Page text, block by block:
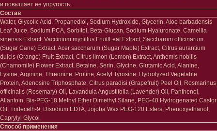
и повышает ее упругость.
Состав
Water, Glycolic Acid, Propanediol, Sodium Hydroxide, Glycerin, Aloe barbadensis
Leaf Juice, Sodium PCA, Sorbitol, Beta-Glucan, Sodium Hyaluronate, Camellia
sinensis Extract, Vaccinium myrtillus Fruit/Leaf Extract, Saccharum officinarum
(Sugar Cane) Extract, Acer saccharum (Sugar Maple) Extract, Citrus aurantium
dulcis (Orange) Fruit Extract, Citrus limon (Lemon) Extract, Anthemis nobilis
(Chamomile) Flower Extract, Betaine, Serin, Glycine, Glutamic Acid, Alanine,
Lysine, Arginine, Threonine, Proline, Acetyl Tyrosine, Hydrolyzed Vegetable
Protein, Adenosine Triphosphate, Citrus paradisi (Grapefruit) Peel Oil, Rosmarinus
officinalis (Rosemary) Oil, Lavandula Angustifolia (Lavender) Oil, Panthenol,
Allantoin, Bis-PEG-18 Methyl Ether Dimethyl Silane, PEG-40 Hydrogenated Castor
Oil, Trideceth-9, Disodium EDTA, Jojoba Wax PEG-120 Esters, Phenoxyethanol,
Caprylyl Glycol
Способ применения
Лосьоны
Очищение
Шея и зона декольте
Пилинги/масла
Уход за руками
Уход за ногами
Средства для ванны
Гаджеты
Сертификаты
Наборы
Увлажнение/питание
Сыворотки/ эссенции
Ретинол
Защита от солнца
Тонизация
Восстановление
Маски и патчи
Уход за губами
Декоротивная косметика
Волосы
Проблемы
Шампуни
Кондиционеры/бальзамы